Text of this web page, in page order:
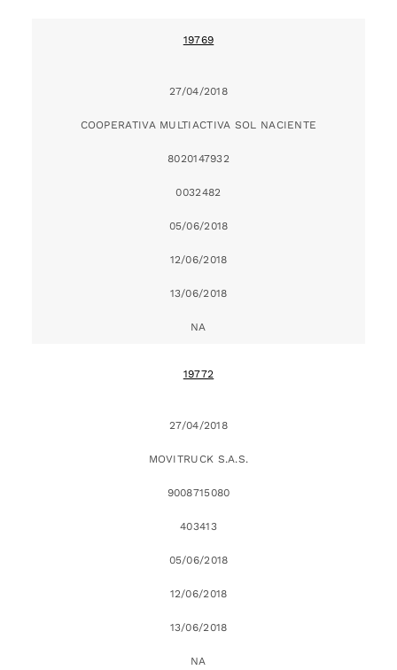
19769
27/04/2018
COOPERATIVA MULTIACTIVA SOL NACIENTE
8020147932
0032482
05/06/2018
12/06/2018
13/06/2018
NA
19772
27/04/2018
MOVITRUCK S.A.S.
9008715080
403413
05/06/2018
12/06/2018
13/06/2018
NA